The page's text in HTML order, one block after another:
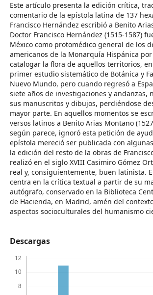
Este artículo presenta la edición crítica,
comentario de la epístola latina de 137
Francisco Hernández escribió a Benito
Doctor Francisco Hernández (1515-1587)
México como protomédico general de los
americanos de la Monarquía Hispánica
catalogar la flora de aquellos territorios,
primer estudio sistemático de Botánica y
Nuevo Mundo, pero cuando regresó a
siete años de investigaciones y andanzas,
sus manuscritos y dibujos, perdiéndose
mayor parte. En aquellos momentos se
versos latinos a Benito Arias Montano
según parece, ignoró esta petición de
epístola mereció ser publicada con
la edición del resto de la obras de
realizó en el siglo XVIII Casimiro Gómez
real y, consiguientemente, buen latinista.
centra en la crítica textual a partir de su
autógrafo, conservado en la Biblioteca
de Hacienda, en Madrid, amén del
aspectos socioculturales del humanismo
Descargas